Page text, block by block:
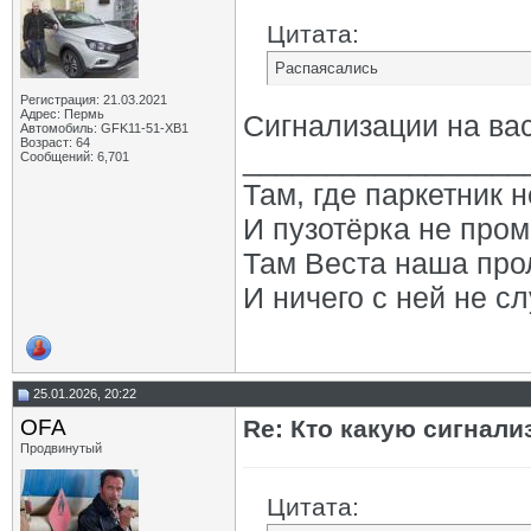
Регистрация: 21.03.2021
Адрес: Пермь
Автомобиль: GFK11-51-ХВ1
Возраст: 64
Сообщений: 6,701
Цитата:
Распаясались
Сигнализации на
Там, где паркетник
И пузотёрка не
Там Веста наша
И ничего с ней не
25.01.2026, 20:22
OFA
Продвинутый
Re: Кто какую
Цитата: